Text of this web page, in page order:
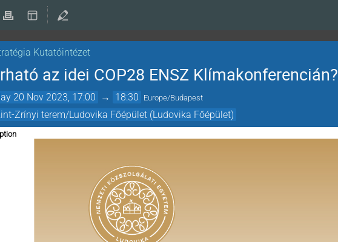
Kutatóintézet
az idei COP28 ENSZ Klímakonferencián?
20 Nov 2023, 17:00 → 18:30 Europe/Budapest
Zrínyi terem/Ludovika Főépület (Ludovika Főépület)